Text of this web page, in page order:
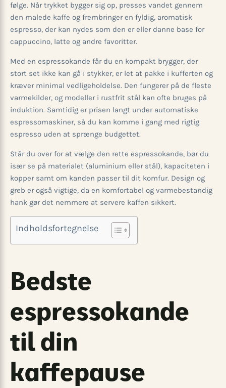
følge. Når trykket bygger sig op, presses vandet gennem
den malede kaffe og frembringer en fyldig, aromatisk
espresso, der kan nydes som den er eller danne base for
cappuccino, latte og andre favoritter.
Med en espressokande får du en kompakt brygger, der
stort set ikke kan gå i stykker, er let at pakke i kufferten og
kræver minimal vedligeholdelse. Den fungerer på de fleste
varmekilder, og modeller i rustfrit stål kan ofte bruges på
induktion. Samtidig er prisen langt under automatiske
espressomaskiner, så du kan komme i gang med rigtig
espresso uden at sprænge budgettet.
Står du over for at vælge den rette espressokande, bør du
især se på materialet (aluminium eller stål), kapaciteten i
kopper samt om kanden passer til dit komfur. Design og
greb er også vigtige, da en komfortabel og varmebestandig
hank gør det nemmere at servere kaffen sikkert.
Indholdsfortegnelse
Bedste
espressokande
til din
kaffepause